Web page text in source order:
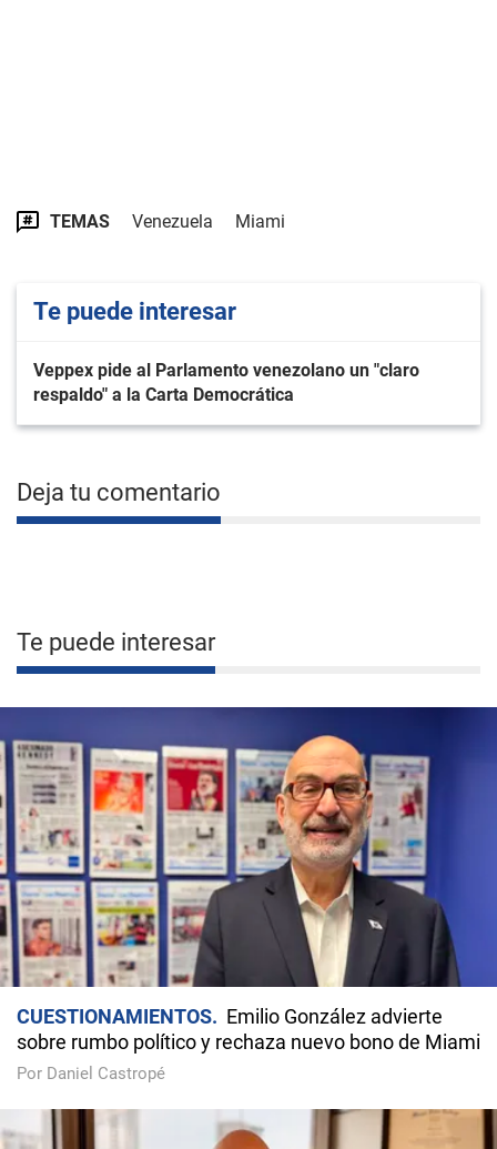
TEMAS Venezuela Miami
Te puede interesar
Veppex pide al Parlamento venezolano un "claro
respaldo" a la Carta Democrática
Deja tu comentario
Te puede interesar
CUESTIONAMIENTOS
Emilio González advierte
sobre rumbo político y rechaza nuevo bono de Miami
Por Daniel Castropé